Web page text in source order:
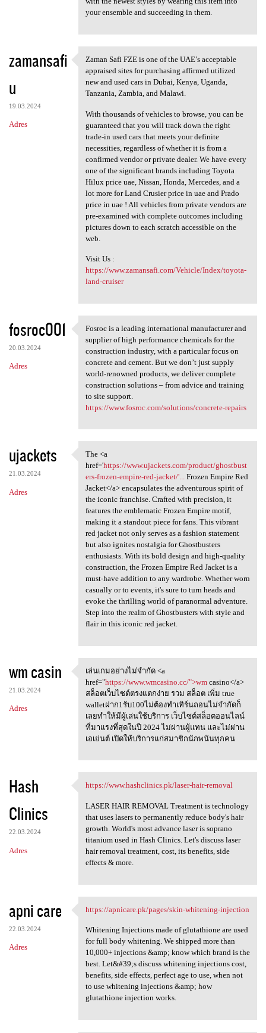
your ensemble and succeeding in them.
zamansafi
u
19.03.2024
Adres
Zaman Safi FZE is one of the
Zaman Safi FZE is one of the UAE’s acceptable
appraised sites for purchasing affirmed utilized
new and used cars in Dubai, Kenya, Uganda,
Tanzania, Zambia, and Malawi.
With thousands of vehicles to browse, you can be
guaranteed that you will track down the right
trade-in used cars that meets your definite
necessities, regardless of whether it is from a
confirmed vendor or private dealer. We have every
one of the significant brands including Toyota
Hilux price uae, Nissan, Honda, Mercedes, and a
lot more for Land Crusier price in uae and Prado
price in uae ! All vehicles from private vendors are
pre-examined with complete outcomes including
pictures down to each scratch accessible on the
web.
Visit Us :
https://www.zamansafi.com/Vehicle/Index/toyota-
land-cruiser
fosroc001
20.03.2024
Adres
Fosroc is a leading
Fosroc is a leading international manufacturer and
supplier of high performance chemicals for the
construction industry, with a particular focus on
concrete and cement. But we don’t just supply
world-renowned products, we deliver complete
construction solutions – from advice and training
to site support.
https://www.fosroc.com/solutions/concrete-repairs
ujackets
21.03.2024
Adres
The <a href='https://www
The <a
href='https://www.ujackets.com/product/ghostbust
ers-frozen-empire-red-jacket/'...Frozen Empire Red
Jacket</a> encapsulates the adventurous spirit of
the iconic franchise. Crafted with precision, it
features the emblematic Frozen Empire motif,
making it a standout piece for fans. This vibrant
red jacket not only serves as a fashion statement
but also ignites nostalgia for Ghostbusters
enthusiasts. With its bold design and high-quality
construction, the Frozen Empire Red Jacket is a
must-have addition to any wardrobe. Whether worn
casually or to events, it's sure to turn heads and
evoke the thrilling world of paranormal adventure.
Step into the realm of Ghostbusters with style and
flair in this iconic red jacket.
wm casin
21.03.2024
Adres
เล่นเกมอย่างไม่จำกัด <a href=
เล่นเกมอย่างไม่จำกัด <a
href="https://www.wmcasino.cc/">wmcasino</a>
สล็อตเว็บไซต์ตรงแตกง่าย รวม สล็อต เพิ่ม true
walletฝาก1รับ100ไม่ต้องทำเทิร์นถอนไม่จำกัดก็
เลยทำให้มีผู้เล่นใช้บริการ เว็บไซต์สล็อตออนไลน์
ที่มาแรงที่สุดในปี 2024 ไม่ผ่านผู้แทน และไม่ผ่าน
เอเย่นต์ เปิดให้บริการแก่สมาชิกนักพนันทุกคน
Hash
Clinics
22.03.2024
Adres
https://www.hashclinics.pk
https://www.hashclinics.pk/laser-hair-removal
LASER HAIR REMOVAL Treatment is technology
that uses lasers to permanently reduce body's hair
growth. World's most advance laser is soprano
titanium used in Hash Clinics. Let's discuss laser
hair removal treatment, cost, its benefits, side
effects & more.
apni care
22.03.2024
Adres
https://apnicare.pk/pages
https://apnicare.pk/pages/skin-whitening-injection
Whitening Injections made of glutathione are used
for full body whitening. We shipped more than
10,000+ injections &amp; know which brand is the
best. Let&#39;s discuss whitening injections cost,
benefits, side effects, perfect age to use, when not
to use whitening injections &amp; how
glutathione injection works.